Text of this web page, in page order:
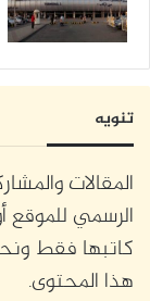
تنويه
المقالات
الرسمي للموقع
كاتبها فقط
هذا المحتوى.